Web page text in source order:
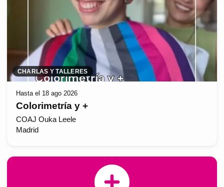
CHARLAS Y TALLERES
Hasta el 18 ago 2026
Colorimetría y +
COAJ Ouka Leele
Madrid